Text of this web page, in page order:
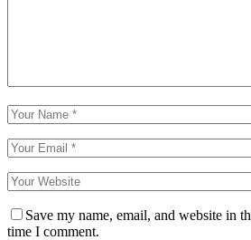
Save my name, email, and website in
time I comment.